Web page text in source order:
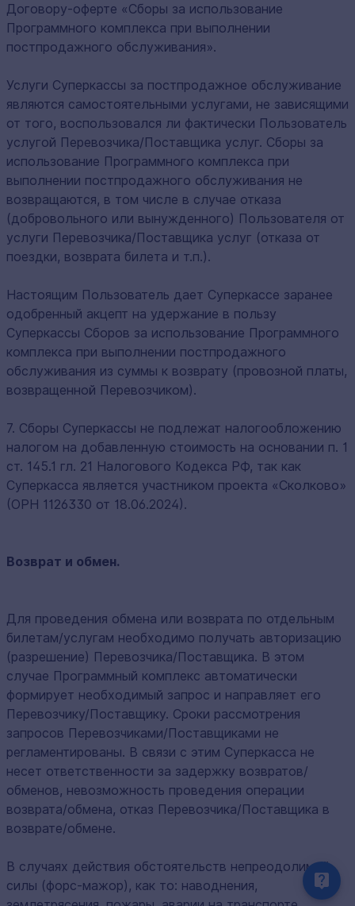
Договору-оферте «Сборы за использование
Программного комплекса при выполнении
постпродажного обслуживания».
Услуги Суперкассы за постпродажное обслуживание
являются самостоятельными услугами, не зависящими
от того, воспользовался ли фактически Пользователь
услугой Перевозчика/Поставщика услуг. Сборы за
использование Программного комплекса при
выполнении постпродажного обслуживания не
возвращаются, в том числе в случае отказа
(добровольного или вынужденного) Пользователя от
услуги Перевозчика/Поставщика услуг (отказа от
поездки, возврата билета и т.п.).
Настоящим Пользователь дает Суперкассе заранее
одобренный акцепт на удержание в пользу
Суперкассы Сборов за использование Программного
комплекса при выполнении постпродажного
обслуживания из суммы к возврату (провозной платы,
возвращенной Перевозчиком).
7. Сборы Суперкассы не подлежат налогообложению
налогом на добавленную стоимость на основании п. 1
ст. 145.1 гл. 21 Налогового Кодекса РФ, так как
Суперкасса является участником проекта «Сколково»
(ОРН 1126330 от 18.06.2024).
Возврат и обмен.
Для проведения обмена или возврата по отдельным
билетам/услугам необходимо получать авторизацию
(разрешение) Перевозчика/Поставщика. В этом
случае Программный комплекс автоматически
формирует необходимый запрос и направляет его
Перевозчику/Поставщику. Сроки рассмотрения
запросов Перевозчиками/Поставщиками не
регламентированы. В связи с этим Суперкасса не
несет ответственности за задержку возвратов/
обменов, невозможность проведения операции
возврата/обмена, отказ Перевозчика/Поставщика в
возврате/обмене.
В случаях действия обстоятельств непреодолимой
силы (форс-мажор), как то: наводнения,